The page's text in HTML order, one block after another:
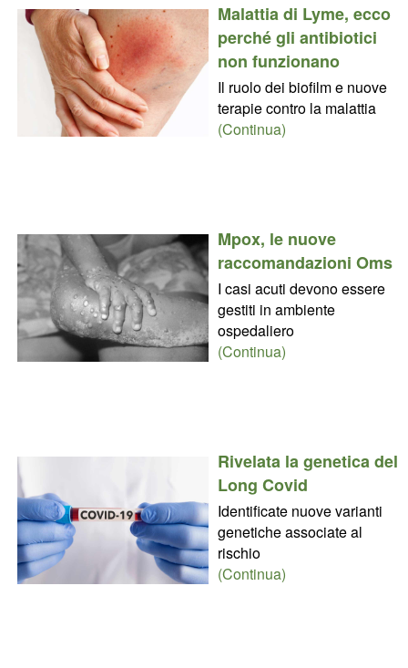
Malattia di Lyme, ecco
perché gli antibiotici
non funzionano
Il ruolo dei biofilm e nuove
terapie contro la malattia
(Continua)
Mpox, le nuove
raccomandazioni Oms
I casi acuti devono essere
gestiti in ambiente
ospedaliero
(Continua)
Rivelata la genetica del
Long Covid
Identificate nuove varianti
genetiche associate al
rischio
(Continua)